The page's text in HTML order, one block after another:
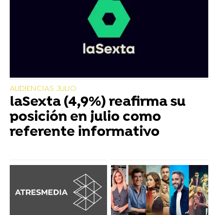
AUDIENCIAS JULIO
laSexta (4,9%) reafirma su
posición en julio como
referente informativo